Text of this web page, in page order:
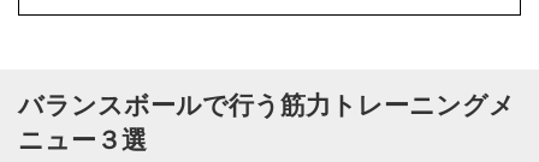
バランスボールで行う筋力トレーニングメ
ニュー３選